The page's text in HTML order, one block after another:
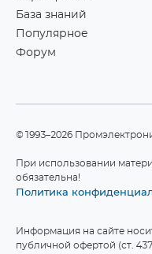
База знаний
Популярное
Форум
©1993–2026
При использовании
обязательна!
Политика
Информация на сайте
публичной офертой (ст.